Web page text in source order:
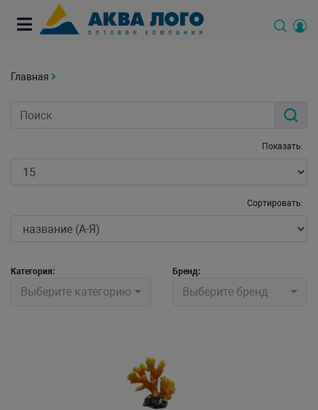
Главная
Показать:
Сортировать:
Категория:
Выберите категорию
Бренд:
Выберите бренд